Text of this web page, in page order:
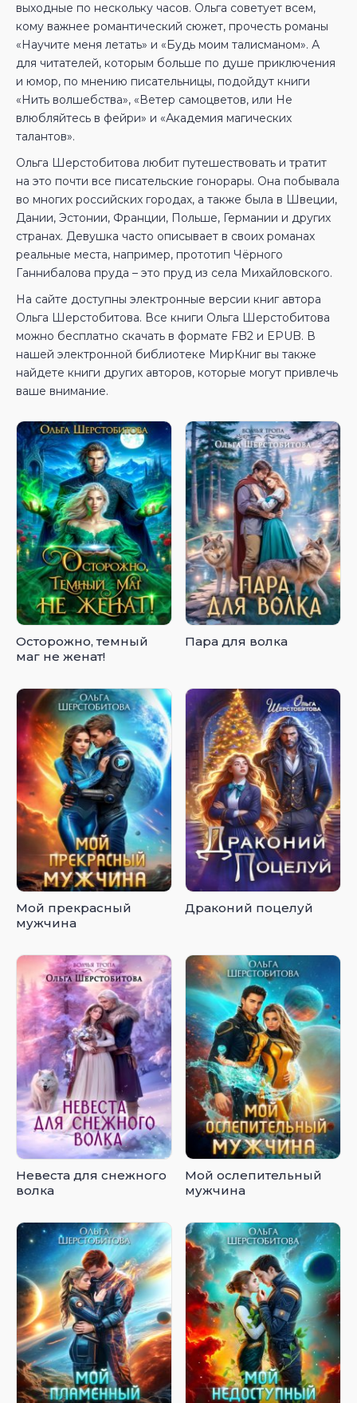
выходные по нескольку часов. Ольга советует всем,
кому важнее романтический сюжет, прочесть романы
«Научите меня летать» и «Будь моим талисманом». А
для читателей, которым больше по душе приключения
и юмор, по мнению писательницы, подойдут книги
«Нить волшебства», «Ветер самоцветов, или Не
влюбляйтесь в фейри» и «Академия магических
талантов».
Ольга Шерстобитова любит путешествовать и тратит
на это почти все писательские гонорары. Она побывала
во многих российских городах, а также была в Швеции,
Дании, Эстонии, Франции, Польше, Германии и других
странах. Девушка часто описывает в своих романах
реальные места, например, прототип Чёрного
Ганнибалова пруда – это пруд из села Михайловского.
На сайте доступны электронные версии книг автора
Ольга Шерстобитова. Все книги Ольга Шерстобитова
можно бесплатно скачать в формате FB2 и EPUB. В
нашей электронной библиотеке МирКниг вы также
найдете книги других авторов, которые могут привлечь
ваше внимание.
Осторожно, темный
маг не женат!
Пара для волка
Мой прекрасный
мужчина
Драконий поцелуй
Невеста для снежного
волка
Мой ослепительный
мужчина